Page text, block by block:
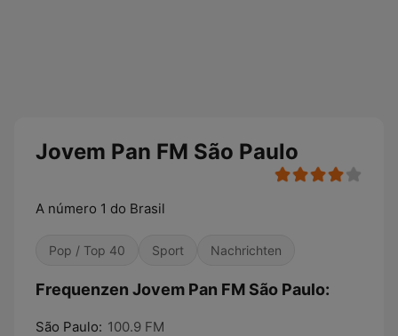
Jovem Pan FM São Paulo
A número 1 do Brasil
Pop / Top 40 Sport Nachrichten
Frequenzen Jovem Pan FM São Paulo:
São Paulo: 100.9 FM